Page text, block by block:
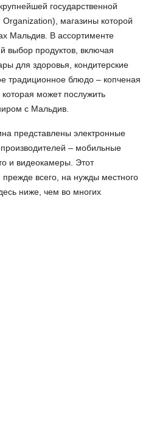
государственной
Organization), магазины которой
Мальдив. В ассортименте
выбор продуктов, включая
для здоровья, кондитерские
традиционное блюдо – копченая
может послужить
с Мальдив.
представлены электронные
– мобильные
и видеокамеры. Этот
всего, на нужды местного
ниже, чем во многих